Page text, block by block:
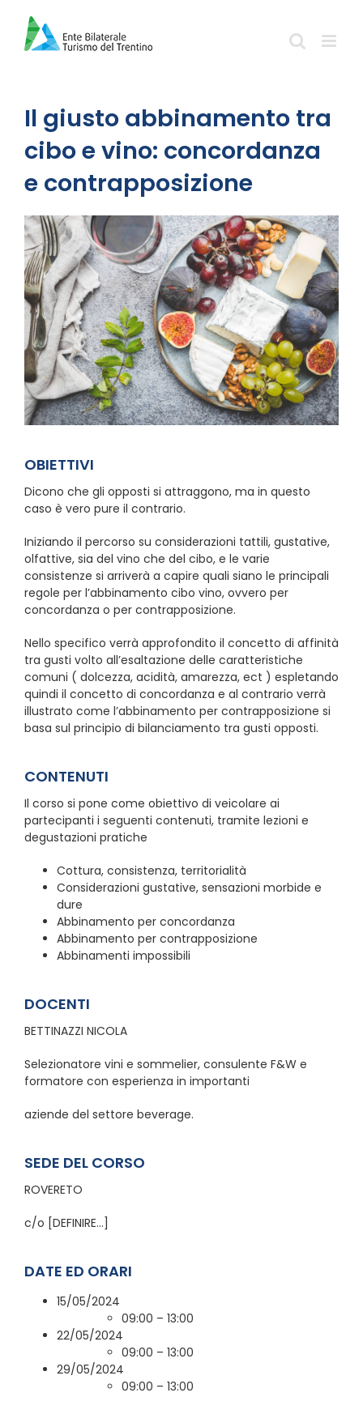
contenuto
Il giusto abbinamento tra
cibo e vino: concordanza
e contrapposizione
OBIETTIVI
Dicono che gli opposti si attraggono, ma in questo
caso è vero pure il contrario.
Iniziando il percorso su considerazioni tattili, gustative,
olfattive, sia del vino che del cibo, e le varie
consistenze si arriverà a capire quali siano le principali
regole per l’abbinamento cibo vino, ovvero per
concordanza o per contrapposizione.
Nello specifico verrà approfondito il concetto di affinità
tra gusti volto all’esaltazione delle caratteristiche
comuni ( dolcezza, acidità, amarezza, ect ) espletando
quindi il concetto di concordanza e al contrario verrà
illustrato come l’abbinamento per contrapposizione si
basa sul principio di bilanciamento tra gusti opposti.
CONTENUTI
Il corso si pone come obiettivo di veicolare ai
partecipanti i seguenti contenuti, tramite lezioni e
degustazioni pratiche
Cottura, consistenza, territorialità
Considerazioni gustative, sensazioni morbide e
dure
Abbinamento per concordanza
Abbinamento per contrapposizione
Abbinamenti impossibili
DOCENTI
BETTINAZZI NICOLA
Selezionatore vini e sommelier, consulente F&W e
formatore con esperienza in importanti
aziende del settore beverage.
SEDE DEL CORSO
ROVERETO
c/o [DEFINIRE…]
DATE ED ORARI
15/05/2024
09:00 – 13:00
22/05/2024
09:00 – 13:00
29/05/2024
09:00 – 13:00